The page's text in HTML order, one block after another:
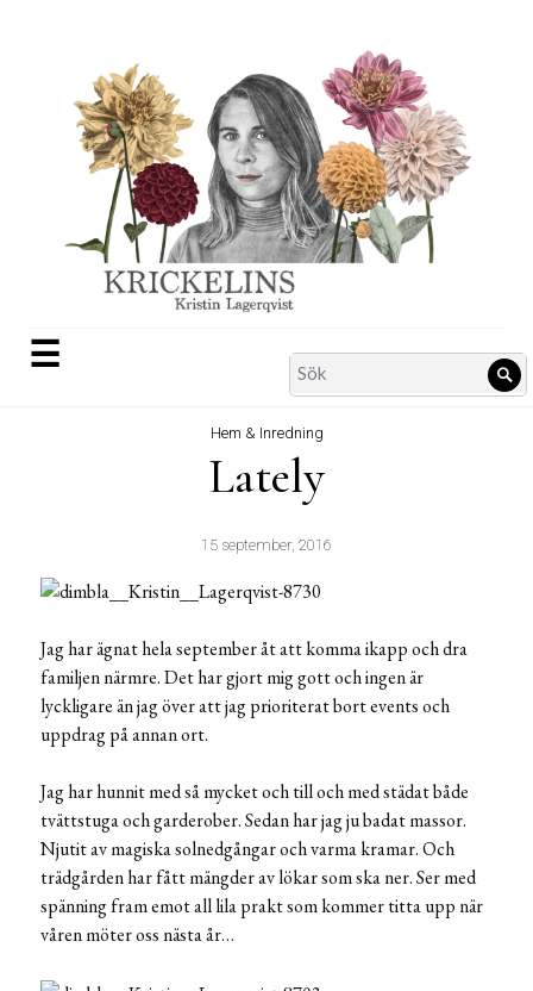
☰
Search
for:
Hem & Inredning
Lately
15 september, 2016
Jag har ägnat hela september åt att komma ikapp och dra
familjen närmre. Det har gjort mig gott och ingen är
lyckligare än jag över att jag prioriterat bort events och
uppdrag på annan ort.
Jag har hunnit med så mycket och till och med städat både
tvättstuga och garderober. Sedan har jag ju badat massor.
Njutit av magiska solnedgångar och varma kramar. Och
trädgården har fått mängder av lökar som ska ner. Ser med
spänning fram emot all lila prakt som kommer titta upp när
våren möter oss nästa år…